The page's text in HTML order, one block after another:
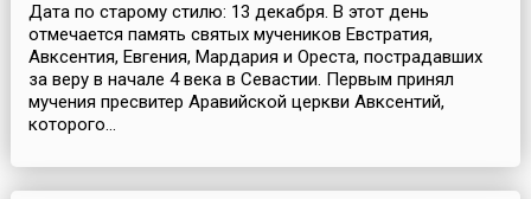
Дата по старому стилю: 13 декабря. В этот день
отмечается память святых мучеников Евстратия,
Авксентия, Евгения, Мардария и Ореста, пострадавших
за веру в начале 4 века в Севастии. Первым принял
мучения пресвитер Аравийской церкви Авксентий,
которого...